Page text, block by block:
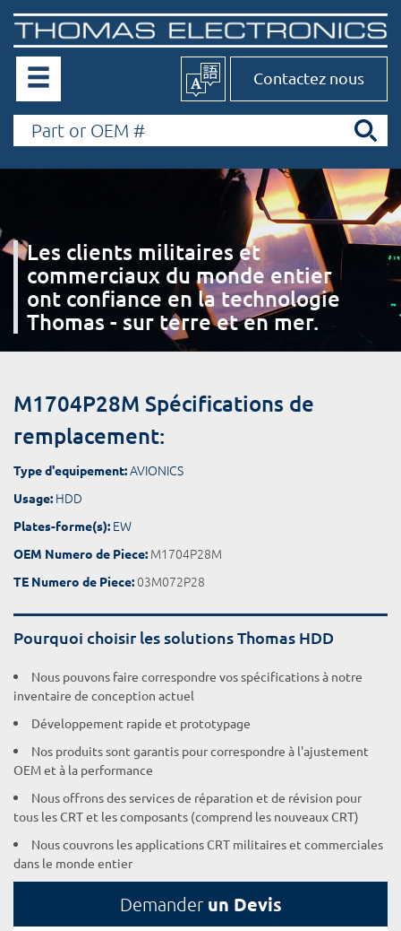
Contactez nous
Les clients militaires et
commerciaux du monde entier
ont confiance en la technologie
Thomas - sur terre et en mer.
M1704P28M Spécifications de
remplacement:
Type d'equipement:AVIONICS
Usage: HDD
Plates-forme(s): EW
OEM Numero de Piece: M1704P28M
TE Numero de Piece:03M072P28
Pourquoi choisir les solutions Thomas HDD
Nous pouvons faire correspondre vos spécifications à notre
inventaire de conception actuel
Développement rapide et prototypage
Nos produits sont garantis pour correspondre à l'ajustement
OEM et à la performance
Nous offrons des services de réparation et de révision pour
tous les CRT et les composants (comprend les nouveaux CRT)
Nous couvrons les applications CRT militaires et commerciales
dans le monde entier
Demander un Devis